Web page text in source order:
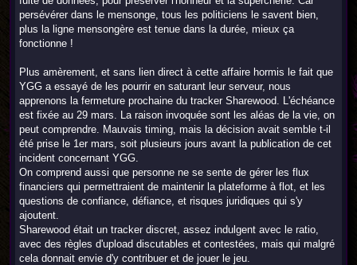
persévérer dans le mensonge, tous les politiciens le savent bien,
plus la ligne mensongère est tenue dans la durée, mieux ça
fonctionne !
Plus amèrement, et sans lien direct à cette affaire hormis le fait que
YGG a essayé de les pourrir en saturant leur serveur, nous
apprenons la fermeture prochaine du tracker Sharewood. L'échéance
est fixée au 29 mars. La raison invoquée sont les aléas de la vie, on
peut comprendre. Mauvais timing, mais la décision avait semble t-il
été prise le 1er mars, soit plusieurs jours avant la publication de cet
incident concernant YGG.
On comprend aussi que personne ne se sente de gérer les flux
financiers qui permettraient de maintenir la plateforme à flot, et les
questions de confiance, défiance, et risques juridiques qui s'y
ajoutent.
Sharewood était un tracker discret, assez indulgent avec le ratio,
avec des règles d'upload discutables et contestées, mais qui malgré
cela donnait envie d'y contribuer et de jouer le jeu.